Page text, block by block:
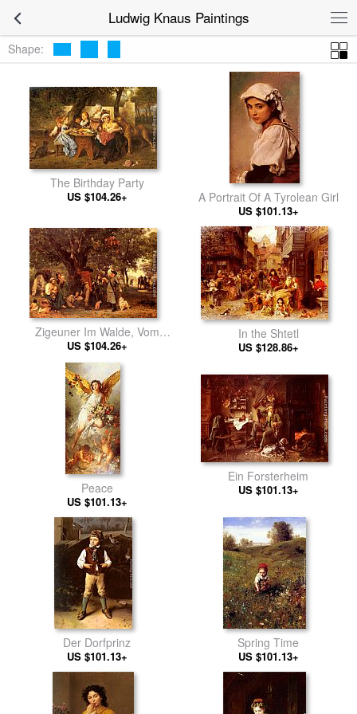
Ludwig Knaus Paintings
Shape:
The Birthday Party
US $104.26+ A Portrait Of A Tyrolean Girl
US $101.13+
Zigeuner Im Walde, Vom
Ortsschulzen Uber Ihre
Legitimation Ausgefragt
US $104.26+
In the Shtetl
US $128.86+
Peace
US $101.13+
Ein Forsterheim
US $101.13+
Der Dorfprinz
US $101.13+
Spring Time
US $101.13+